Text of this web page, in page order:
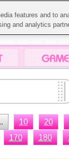
10 20
170 180
features and to
and analytics